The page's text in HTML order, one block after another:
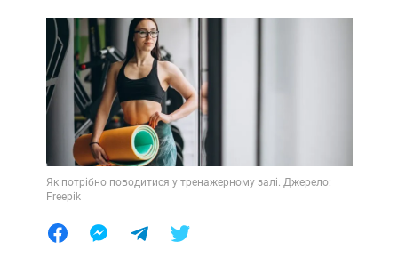
Африка
Життя
Лайфхаки
Як потрібно поводитися у тренажерному залі. Джерело:
Freepik